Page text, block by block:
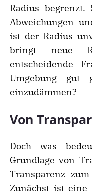
Radius
Abweichungen
ist der Radius
bringt neue
entscheidende
Umgebung gut
einzudämmen?
Von
Doch was
Grundlage von
Transparenz
Zunächst ist eine